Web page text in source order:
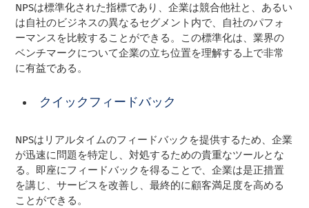
NPSは標準化された指標であり、企業は競合他社と、あるい
は自社のビジネスの異なるセグメント内で、自社のパフォ
ーマンスを比較することができる。この標準化は、業界の
ベンチマークについて企業の立ち位置を理解する上で非常
に有益である。
クイックフィードバック
NPSはリアルタイムのフィードバックを提供するため、企業
が迅速に問題を特定し、対処するための貴重なツールとな
る。即座にフィードバックを得ることで、企業は是正措置
を講じ、サービスを改善し、最終的に顧客満足度を高める
ことができる。